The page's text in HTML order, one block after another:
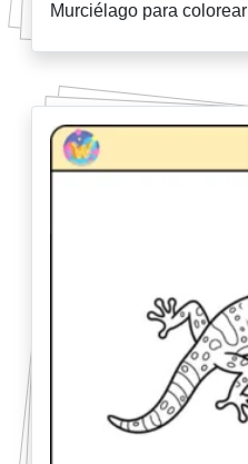
Murciélago para colorear